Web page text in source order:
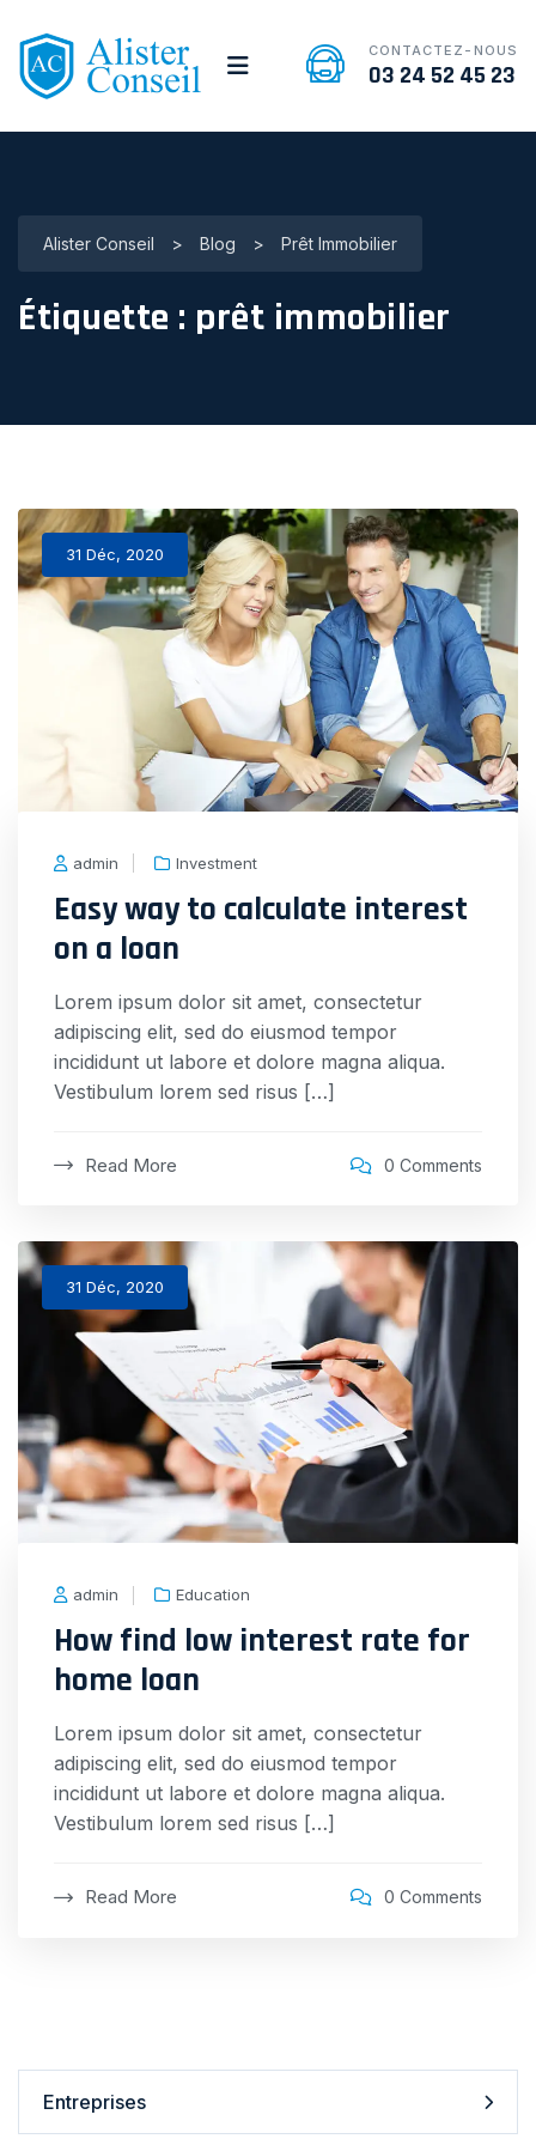
CONTACTEZ-NOUS
03 24 52 45 23
Alister Conseil > Blog > Prêt Immobilier
Étiquette : prêt immobilier
31 Déc, 2020
admin Investment
Easy way to calculate interest
on a loan
Lorem ipsum dolor sit amet, consectetur
adipiscing elit, sed do eiusmod tempor
incididunt ut labore et dolore magna aliqua.
Vestibulum lorem sed risus […]
Read More 0 Comments
31 Déc, 2020
admin Education
How find low interest rate for
home loan
Lorem ipsum dolor sit amet, consectetur
adipiscing elit, sed do eiusmod tempor
incididunt ut labore et dolore magna aliqua.
Vestibulum lorem sed risus […]
Read More 0 Comments
Entreprises